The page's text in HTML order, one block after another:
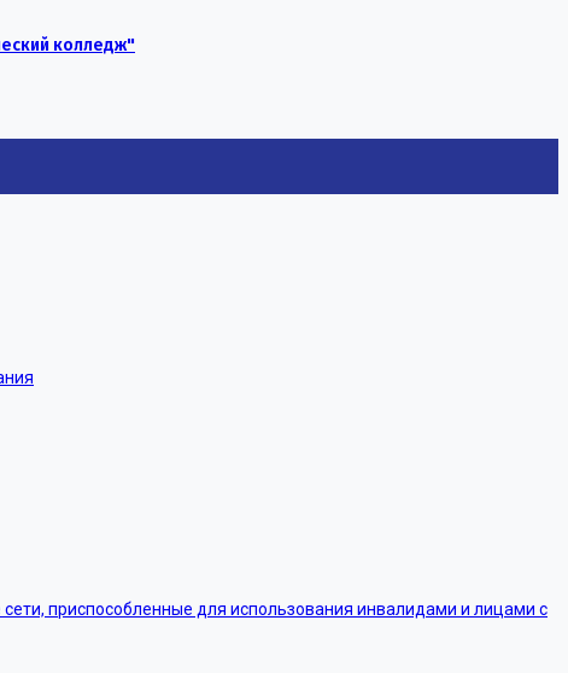
колледж"
приспособленные для использования инвалидами и лицами с